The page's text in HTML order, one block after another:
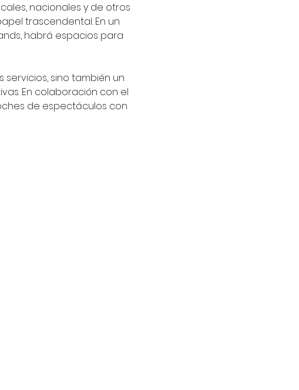
nacionales y de otros
trascendental. En un
habrá espacios para
En colaboración con el
de espectáculos con